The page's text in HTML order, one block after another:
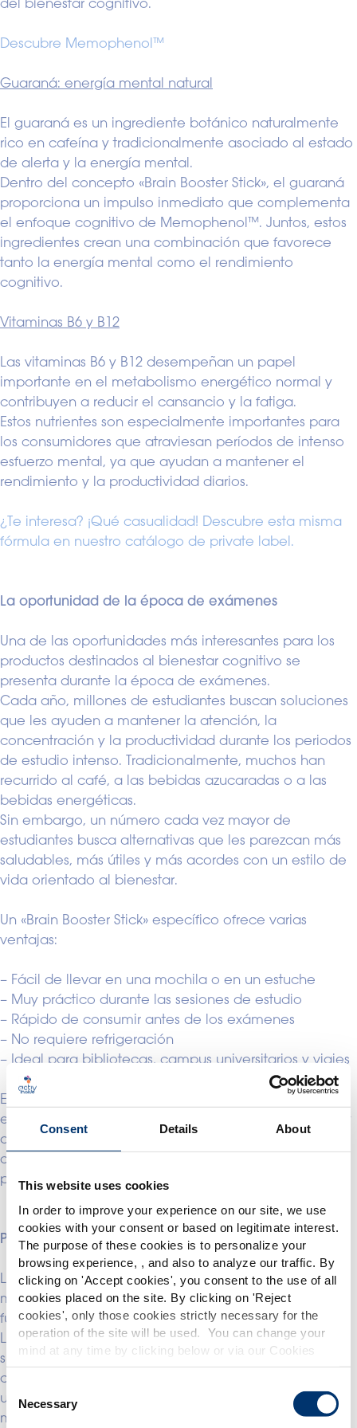
Consent Details About
This website uses cookies
In order to improve your experience on our site, we use
cookies with your consent or based on legitimate interest.
The purpose of these cookies is to personalize your
browsing experience, , and also to analyze our traffic. By
clicking on 'Accept cookies', you consent to the use of all
cookies placed on the site. By clicking on 'Reject
cookies', only those cookies strictly necessary for the
operation of the site will be used. You can change your
mind at any time by clicking below or via our Cookies
Policy.
social media, advertising and traffic analysis partners,
which they may combine with information previously
Selection
Necessary
Por favor seleccione su
mercado
Global USA
This website is intended exclusively for
professional clients in the the health,
information is accessible in several
Descubre Memophenol™
Guaraná: energía mental natural
El guaraná es un ingrediente botánico naturalmente
rico en cafeína y tradicionalmente asociado al estado
de alerta y la energía mental.
Dentro del concepto «Brain Booster Stick», el guaraná
proporciona un impulso inmediato que complementa
el enfoque cognitivo de Memophenol™. Juntos, estos
ingredientes crean una combinación que favorece
tanto la energía mental como el rendimiento
cognitivo.
Vitaminas B6 y B12
Las vitaminas B6 y B12 desempeñan un papel
importante en el metabolismo energético normal y
contribuyen a reducir el cansancio y la fatiga.
Estos nutrientes son especialmente importantes para
los consumidores que atraviesan períodos de intenso
esfuerzo mental, ya que ayudan a mantener el
rendimiento y la productividad diarios.
¿Te interesa? ¡Qué casualidad! Descubre esta misma
fórmula en nuestro catálogo de private label.
La oportunidad de la época de exámenes
Una de las oportunidades más interesantes para los
productos destinados al bienestar cognitivo se
presenta durante la época de exámenes.
Cada año, millones de estudiantes buscan soluciones
que les ayuden a mantener la atención, la
concentración y la productividad durante los periodos
de estudio intenso. Tradicionalmente, muchos han
recurrido al café, a las bebidas azucaradas o a las
bebidas energéticas.
Sin embargo, un número cada vez mayor de
estudiantes busca alternativas que les parezcan más
saludables, más útiles y más acordes con un estilo de
vida orientado al bienestar.
Un «Brain Booster Stick» específico ofrece varias
ventajas:
– Fácil de llevar en una mochila o en un estuche
– Muy práctico durante las sesiones de estudio
– Rápido de consumir antes de los exámenes
– No requiere refrigeración
– Ideal para bibliotecas, campus universitarios y viajes
Este formato también resulta atractivo para los
estudiantes universitarios, los alumnos de secundaria y
aquellas personas que se están preparando para
obtener titulaciones profesionales o para realizar
presentaciones importantes.
Por qué es importante el formato «Stick»
La comodidad sigue siendo uno de los principales
motores de la innovación en el ámbito de la nutrición
funcional.
Los sticks monodosis de suplementos constituyen un
sistema de administración eficaz para los
consumidores activos. Ligeros, portátiles y fáciles de
usar, encajan a la perfección en los estilos de vida
modernos.